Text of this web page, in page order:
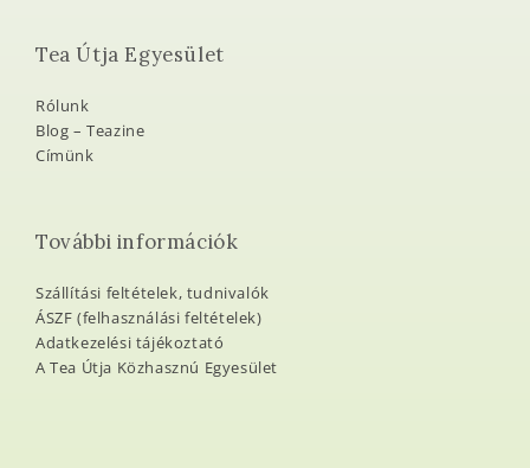
Tea Útja Egyesület
Rólunk
Blog – Teazine
Címünk
További információk
Szállítási feltételek, tudnivalók
ÁSZF (felhasználási feltételek)
Adatkezelési tájékoztató
A Tea Útja Közhasznú Egyesület